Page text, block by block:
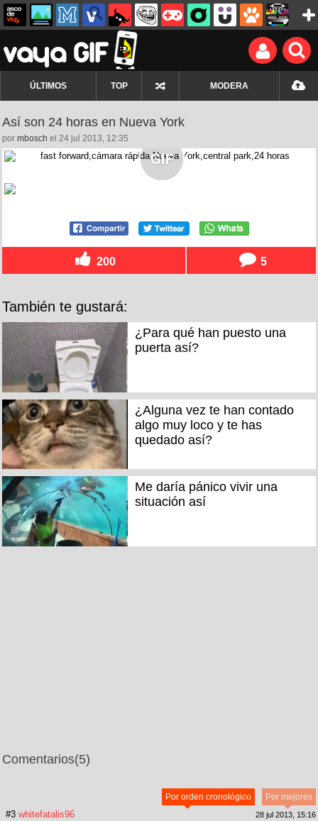
ÚLTIMOS TOP MODERA
Así son 24 horas en Nueva York
por mbosch el 24 jul 2013, 12:35
200 5
También te gustará:
¿Para qué han puesto una
puerta así?
¿Alguna vez te han contado
algo muy loco y te has
quedado así?
Me daría pánico vivir una
situación así
Comentarios(5)
Por mejores
Por orden cronológico
#3 whitefatalis96 28 jul 2013, 15:16